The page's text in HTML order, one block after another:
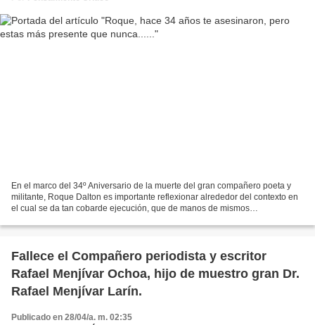
En el marco del 34º Aniversario de la muerte del gran compañero poeta y
militante, Roque Dalton es importante reflexionar alrededor del contexto en
el cual se da tan cobarde ejecución, que de manos de mismos
Fallece el Compañero periodista y escritor
Rafael Menjívar Ochoa, hijo de muestro gran Dr.
Rafael Menjívar Larín.
Publicado en 28/04/a. m. 02:35